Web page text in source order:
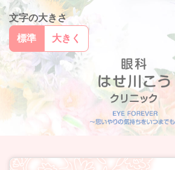
文字の大きさ
標準
大きく